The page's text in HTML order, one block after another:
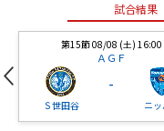
試合結果
第15節 08/08 (土) 16:00
ＡＧＦ
Ｓ世田谷
-
ニ